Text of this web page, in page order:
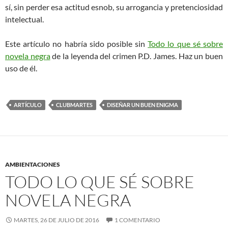
sí, sin perder esa actitud esnob, su arrogancia y pretenciosidad
intelectual.
Este artículo no habría sido posible sinTodo lo que sé sobre
novela negrade la leyenda del crimen P.D. James. Haz un buen
uso de él.
ARTÍCULO CLUBMARTES DISEÑAR UN BUEN ENIGMA
AMBIENTACIONES
TODO LO QUE SÉ SOBRE
NOVELA NEGRA
MARTES, 26 DE JULIO DE 2016 1 COMENTARIO